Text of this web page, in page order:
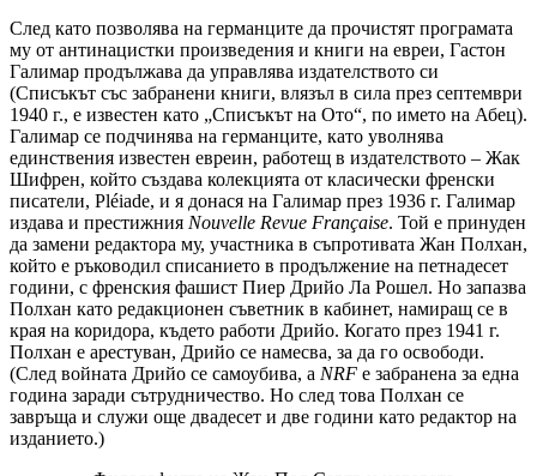
След като позволява на германците да прочистят програмата
му от антинацистки произведения и книги на евреи, Гастон
Галимар продължава да управлява издателството си
(Списъкът със забранени книги, влязъл в сила през септември
1940 г., е известен като „Списъкът на Ото“, по името на Абец).
Галимар се подчинява на германците, като уволнява
единствения известен евреин, работещ в издателството – Жак
Шифрен, който създава колекцията от класически френски
писатели, Pléiade, и я донася на Галимар през 1936 г. Галимар
издава и престижния Nouvelle Revue Française. Той е принуден
да замени редактора му, участника в съпротивата Жан Полхан,
който е ръководил списанието в продължение на петнадесет
години, с френския фашист Пиер Дрийо Ла Рошел. Но запазва
Полхан като редакционен съветник в кабинет, намиращ се в
края на коридора, където работи Дрийо. Когато през 1941 г.
Полхан е арестуван, Дрийо се намесва, за да го освободи.
(След войната Дрийо се самоубива, а NRF е забранена за една
година заради сътрудничество. Но след това Полхан се
завръща и служи още двадесет и две години като редактор на
изданието.)